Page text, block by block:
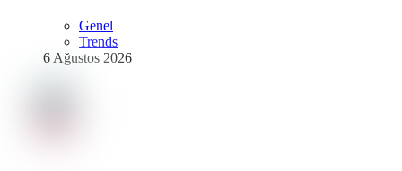
Genel
Trends
6 Ağustos 2026